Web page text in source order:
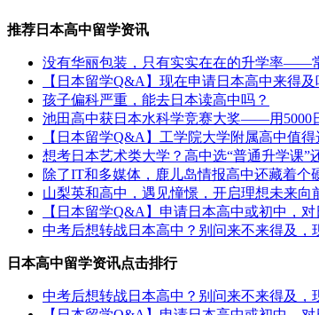
推荐日本高中留学资讯
没有华丽包装，只有实实在在的升学率——
【日本留学Q&A】现在申请日本高中来得
孩子偏科严重，能去日本读高中吗？
池田高中获日本水科学竞赛大奖——用5000
【日本留学Q&A】工学院大学附属高中值得
想考日本艺术类大学？高中选“普通升学课”
除了IT和多媒体，鹿儿岛情报高中还藏着个
山梨英和高中，遇见憧憬，开启理想未来向
【日本留学Q&A】申请日本高中或初中，
中考后想转战日本高中？别问来不来得及，
日本高中留学资讯点击排行
中考后想转战日本高中？别问来不来得及，